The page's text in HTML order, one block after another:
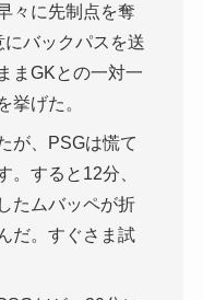
々に先制点を奪
バックパスを送
まGKとの一対一
挙げた。
が、PSGは慌て
。すると12分、
たムバッペが折
だ。すぐさま試